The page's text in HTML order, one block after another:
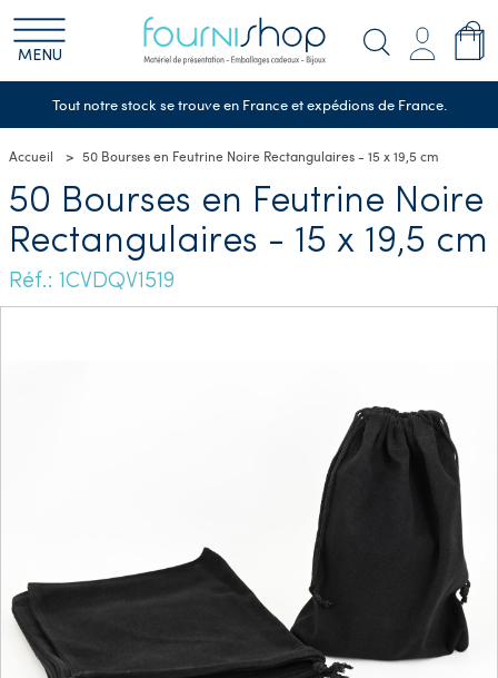
MENU
Tout notre stock se trouve en France et expédions de France.
Accueil 50 Bourses en Feutrine Noire Rectangulaires - 15 x 19,5 cm
50 Bourses en Feutrine Noire
Rectangulaires - 15 x 19,5 cm
Réf.: 1CVDQV1519